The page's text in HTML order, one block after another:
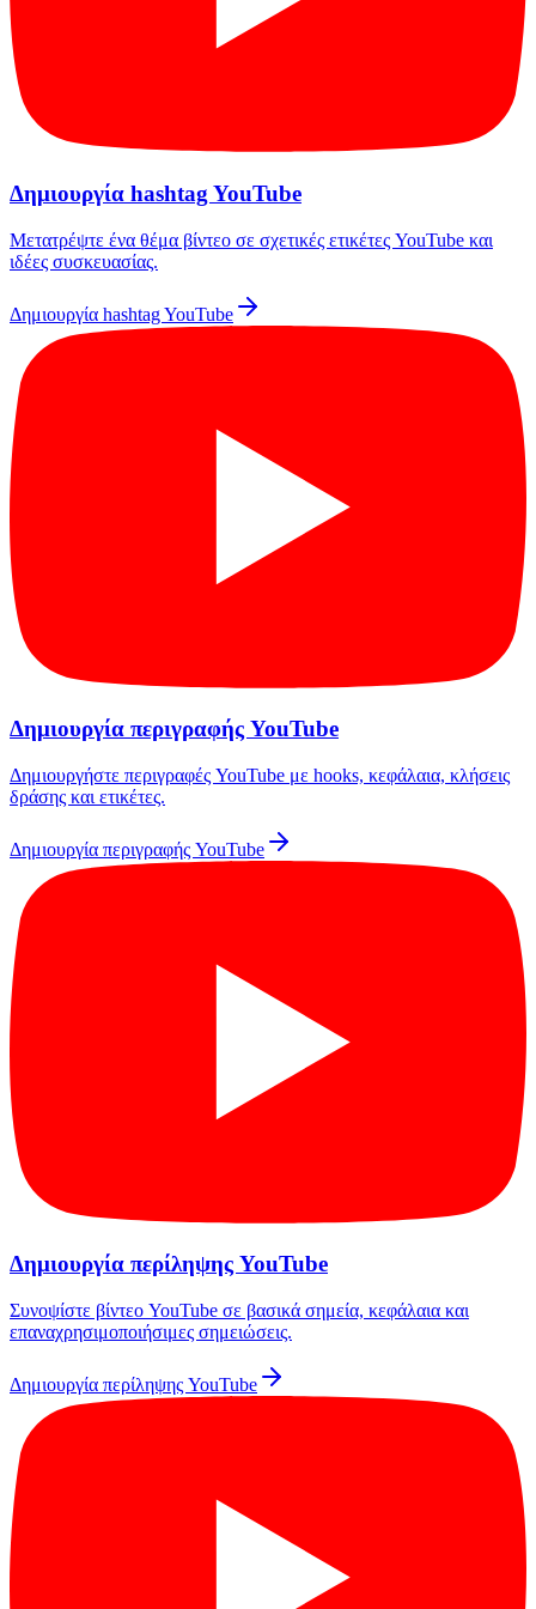
Δημιουργία hashtag YouTube
Μετατρέψτε ένα θέμα βίντεο σε σχετικές ετικέτες YouTube και
ιδέες συσκευασίας.
Δημιουργία hashtag YouTube
Δημιουργία περιγραφής YouTube
Δημιουργήστε περιγραφές YouTube με hooks, κεφάλαια, κλήσεις
δράσης και ετικέτες.
Δημιουργία περιγραφής YouTube
Δημιουργία περίληψης YouTube
Συνοψίστε βίντεο YouTube σε βασικά σημεία, κεφάλαια και
επαναχρησιμοποιήσιμες σημειώσεις.
Δημιουργία περίληψης YouTube